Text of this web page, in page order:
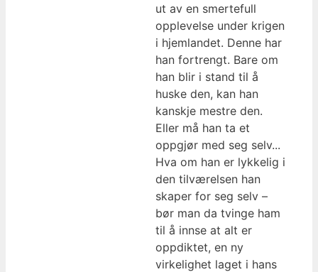
ut av en smertefull
opplevelse under krigen
i hjemlandet. Denne har
han fortrengt. Bare om
han blir i stand til å
huske den, kan han
kanskje mestre den.
Eller må han ta et
oppgjør med seg selv...
Hva om han er lykkelig i
den tilværelsen han
skaper for seg selv –
bør man da tvinge ham
til å innse at alt er
oppdiktet, en ny
virkelighet laget i hans